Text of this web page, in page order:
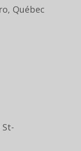
Québec
St-